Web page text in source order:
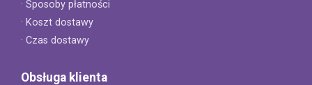
· Sposoby płatności
· Koszt dostawy
· Czas dostawy
Obsługa klienta